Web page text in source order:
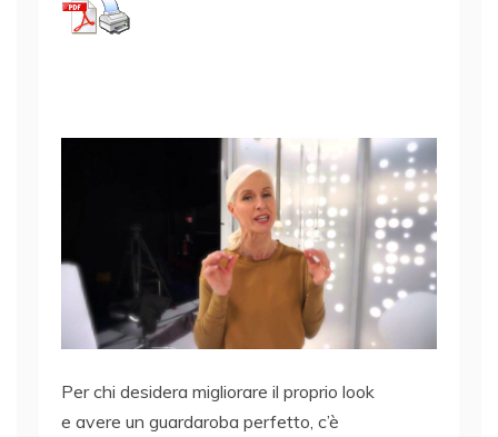
Per chi desidera migliorare il proprio look
e avere un guardaroba perfetto, c’è